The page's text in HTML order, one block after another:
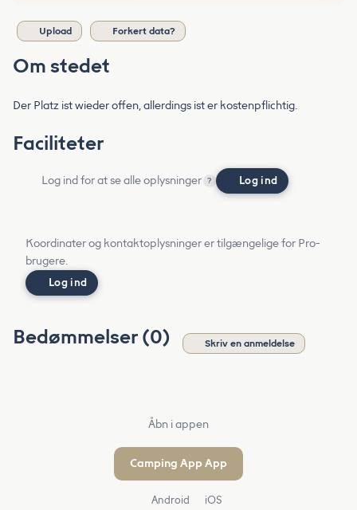
Upload Forkert data?
Om stedet
Der Platz ist wieder offen, allerdings ist er kostenpflichtig.
Faciliteter
Log ind for at se alle oplysninger ? Log ind
Koordinater og kontaktoplysninger er tilgængelige for Pro-
brugere.
Log ind
Bedømmelser (0) Skriv en anmeldelse
Åbn i appen
Camping App App
Android iOS